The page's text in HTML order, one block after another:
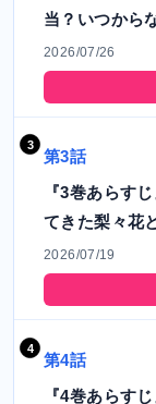
当？いつから
2026/07/26
第3話
『3巻あらす
てきた梨々花
2026/07/19
第4話
『4巻あらす